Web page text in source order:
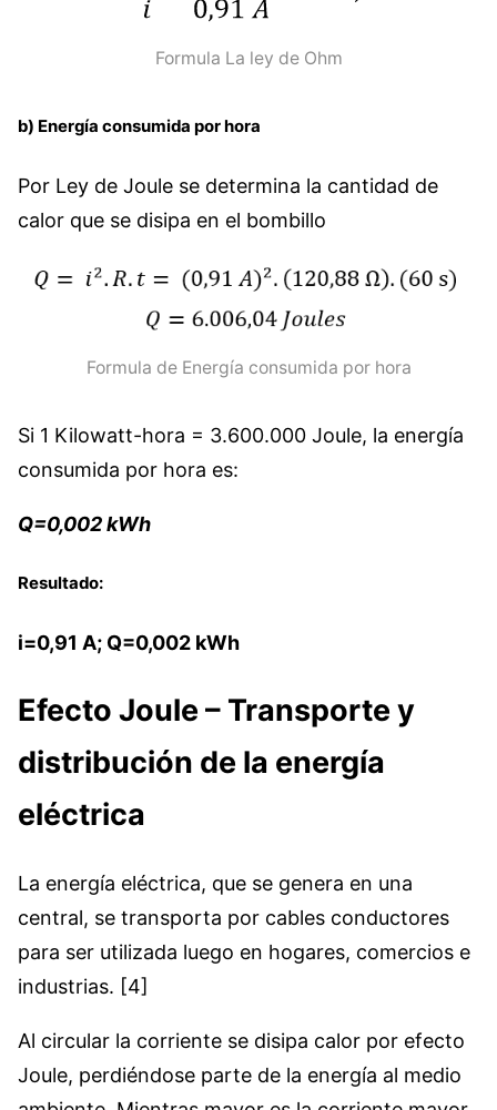
Formula La ley de Ohm
b) Energía consumida por hora
Por Ley de Joule se determina la cantidad de
calor que se disipa en el bombillo
Formula de Energía consumida por hora
Si 1 Kilowatt-hora = 3.600.000 Joule, la energía
consumida por hora es:
Q=0,002 kWh
Resultado:
i=0,91 A; Q=0,002 kWh
Efecto Joule – Transporte y
distribución de la energía
eléctrica
La energía eléctrica, que se genera en una
central, se transporta por cables conductores
para ser utilizada luego en hogares, comercios e
industrias. [4]
Al circular la corriente se disipa calor por efecto
Joule, perdiéndose parte de la energía al medio